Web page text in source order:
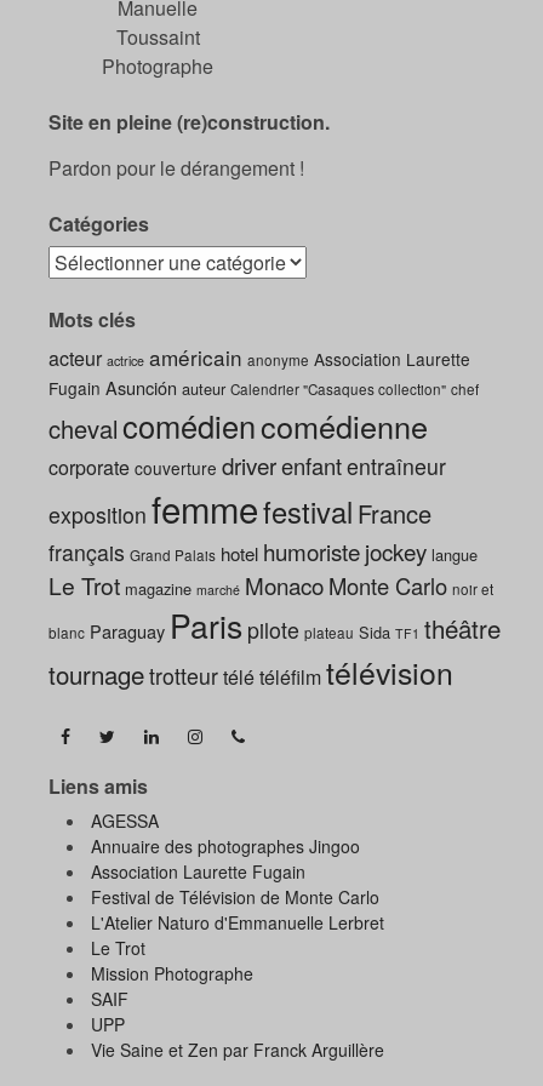
Manuelle
Toussaint
Photographe
Site en pleine (re)construction.
Pardon pour le dérangement !
Catégories
Mots clés
acteur actrice américain anonyme Association Laurette
Fugain Asunción auteur Calendrier "Casaques collection" chef
chevalcomédiencomédienne
corporate couverture driverenfantentraîneur
exposition femmefestival France
français Grand Palais hotel humoristejockey langue
Le Trot magazine marché MonacoMonte Carlo noir et
blanc Paraguay Paris pilote plateau Sida TF1 théâtre
tournagetrotteurtélétéléfilmtélévision
Liens amis
AGESSA
Annuaire des photographes Jingoo
Association Laurette Fugain
Festival de Télévision de Monte Carlo
L'Atelier Naturo d'Emmanuelle Lerbret
Le Trot
Mission Photographe
SAIF
UPP
Vie Saine et Zen par Franck Arguillère